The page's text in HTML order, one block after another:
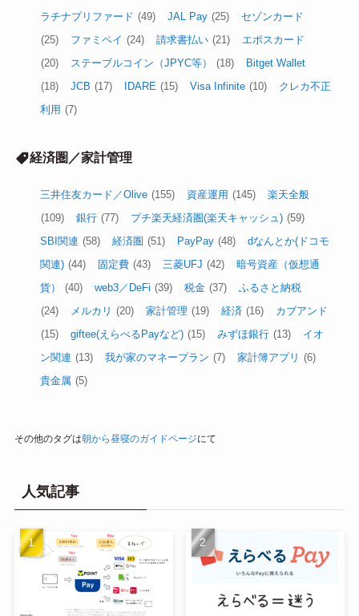
ラチナプリファード (49) JAL Pay (25)
セゾンカード
(25)
ファミペイ (24) 請求書払い (21)
エポスカード
(20)
ステーブルコイン（JPYC等） (18)
Bitget Wallet
(18)
JCB (17) IDARE (15) Visa Infinite (10)
クレカ不正
利用 (7)
経済圏／家計管理
三井住友カード／Olive (155) 資産運用 (145)
楽天全般
(109)
銀行 (77) プチ楽天経済圏(楽天キャッシュ) (59)
SBI関連 (58) 経済圏 (51) PayPay (48)
dなんとか(ドコモ
関連) (44) 固定費 (43) 三菱UFJ (42)
暗号資産（仮想通
貨）
(40) web3／DeFi (39) 税金 (37)
ふるさと納税
(24)
メルカリ (20) 家計管理 (19) 経済 (16)
カブアンド
(15)
giftee(えらべるPayなど) (15) みずほ銀行 (13)
イオ
ン関連 (13) 我が家のマネープラン (7) 家計簿アプリ (6)
貴金属 (5)
その他のタグは朝から昼寝のガイドページにて
人気記事